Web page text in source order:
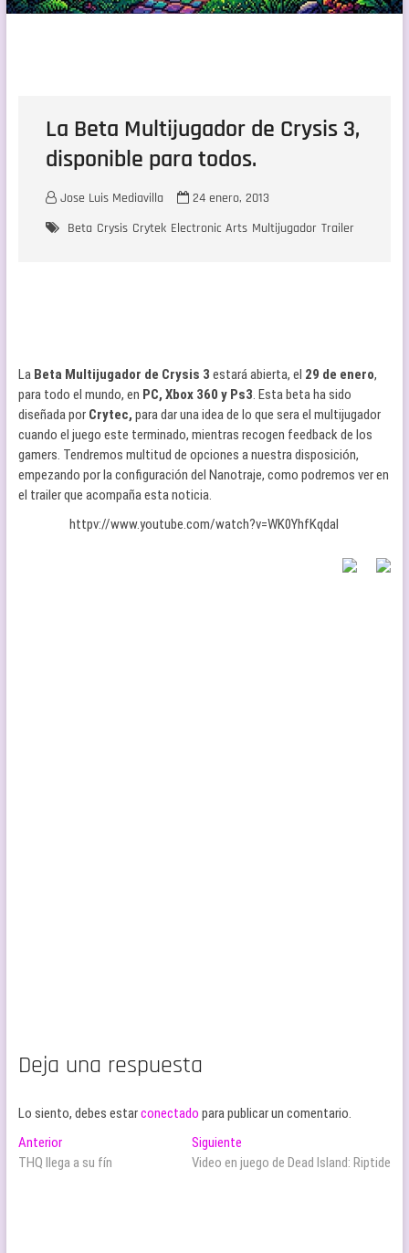
La Beta Multijugador de Crysis 3,
disponible para todos.
Jose Luis Mediavilla
24 enero, 2013
Beta Crysis Crytek Electronic Arts Multijugador Trailer
La Beta Multijugador de Crysis 3 estará abierta, el 29 de enero,
para todo el mundo, en PC, Xbox 360 y Ps3. Esta beta ha sido
diseñada por Crytec, para dar una idea de lo que sera el multijugador
cuando el juego este terminado, mientras recogen feedback de los
gamers. Tendremos multitud de opciones a nuestra disposición,
empezando por la configuración del Nanotraje, como podremos ver en
el trailer que acompaña esta noticia.
httpv://www.youtube.com/watch?v=WK0YhfKqdaI
Deja una respuesta
Lo siento, debes estarconectado para publicar un comentario.
Navegación
de
AnteriorEntrada
anterior:
THQ llega a su fín
Siguiente
siguiente:
Video en juego de Dead Island: Riptide